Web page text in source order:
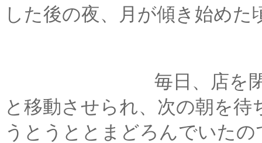
した後の夜、月が傾き始めた
毎日、店を閉めた後
と移動させられ、次の朝を
うとうととまどろんでいた